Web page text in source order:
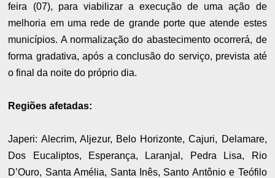
feira (07), para viabilizar a execução de uma ação de
melhoria em uma rede de grande porte que atende estes
municípios. A normalização do abastecimento ocorrerá, de
forma gradativa, após a conclusão do serviço, prevista até
o final da noite do próprio dia.
Regiões afetadas:
Japeri: Alecrim, Aljezur, Belo Horizonte, Cajuri, Delamare,
Dos Eucaliptos, Esperança, Laranjal, Pedra Lisa, Rio
D’Ouro, Santa Amélia, Santa Inês, Santo Antônio e Teófilo